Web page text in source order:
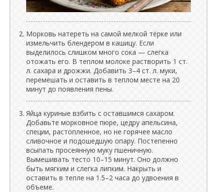
Морковь натереть на самой мелкой тёрке или
измельчить блендером в кашицу. Если
выделилось слишком много сока — слегка
отожать его. В теплом молоке растворить 1 ст.
л. сахара и дрожжи. Добавить 3–4 ст. л. муки,
перемешать и оставить в теплом месте на 20
минут до появления пены.
Яйца куриные взбить с оставшимся сахаром.
Добавьте морковное пюре, цедру апельсина,
специи, растопленное, но не горячее масло
сливочное и подошедшую опару. Постепенно
всыпать просеянную муку пшеничную.
Вымешивать тесто 10–15 минут. Оно должно
быть мягким и слегка липким. Накрыть и
оставить в тепле на 1.5–2 часа до удвоения в
объеме.